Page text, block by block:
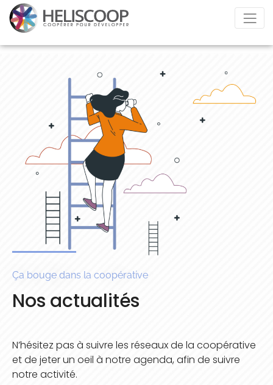
Ça bouge dans la coopérative
Nos actualités
N’hésitez pas à suivre les réseaux de la coopérative
et de jeter un oeil à notre agenda, afin de suivre
notre activité.